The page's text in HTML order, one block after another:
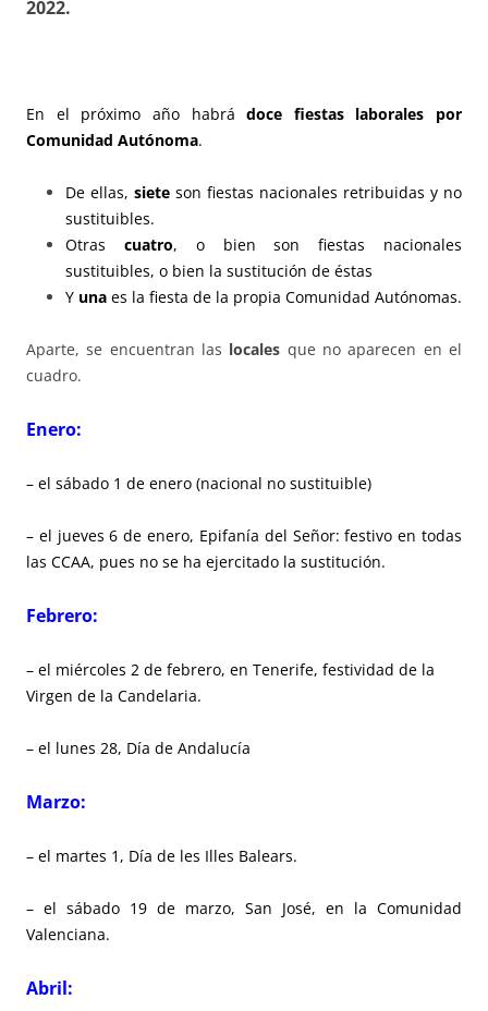
2022.
En el próximo año habrádoce fiestas laborales por
Comunidad Autónoma.
De ellas, siete son fiestas nacionales retribuidas y no
sustituibles.
Otras cuatro, o bien son fiestas nacionales
sustituibles, o bien la sustitución de éstas
Y una es la fiesta de la propia Comunidad Autónomas.
Aparte, se encuentran las locales que no aparecen en el
cuadro.
Enero:
– el sábado 1 de enero (nacional no sustituible)
– el jueves 6 de enero, Epifanía del Señor: festivo en todas
las CCAA, pues no se ha ejercitado la sustitución.
Febrero:
– el miércoles 2 de febrero, en Tenerife, festividad de la
Virgen de la Candelaria.
– el lunes 28, Día de Andalucía
Marzo:
– el martes 1, Día de les Illes Balears.
– el sábado 19 de marzo, San José, en la Comunidad
Valenciana.
Abril: